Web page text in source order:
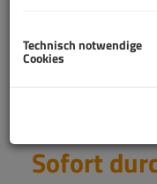
Beschreibung
Voll
mit
Sofort
Technisch notwendige
Cookies